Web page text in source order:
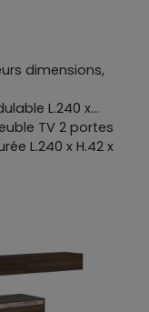
dimensions,
L.240 x
TV 2 portes
L.240 x H.42 x